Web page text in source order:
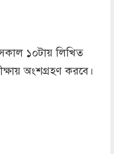
সকাল ১০টায় লিখিত
অংশগ্রহণ করবে।